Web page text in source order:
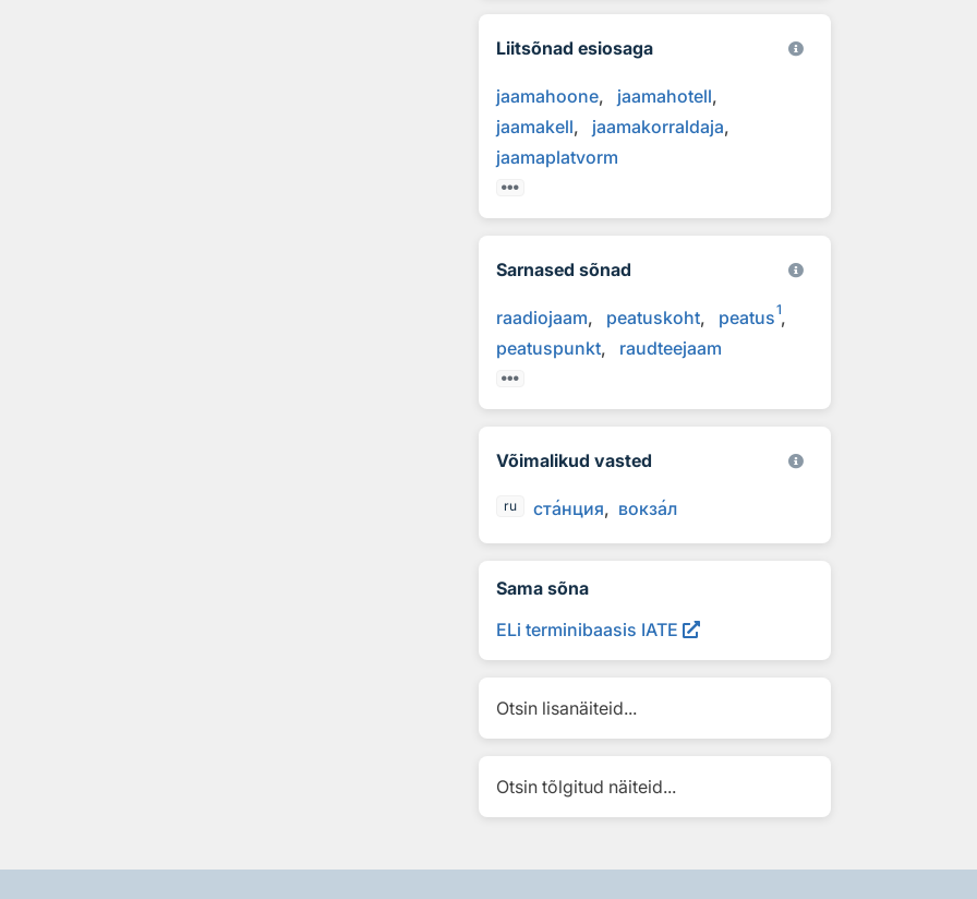
Liitsõnad esiosaga
jaamahoone
jaamahotell
jaamakell
jaamakorraldaja
jaamaplatvorm
Sarnased sõnad
raadiojaam peatuskoht peatus1
peatuspunkt raudteejaam
Võimalikud vasted
ru станция вокзал
Sama sõna
ELi terminibaasis IATE
Otsin lisanäiteid...
Otsin tõlgitud näiteid...